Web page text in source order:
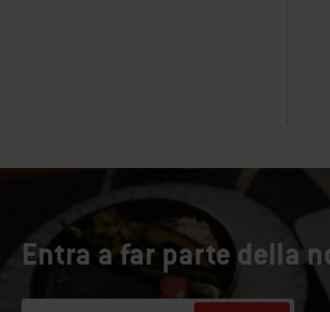
Entra a far parte della